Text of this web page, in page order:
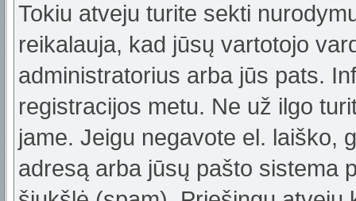
Tokiu atveju turite sekti
reikalauja, kad jūsų vartotojo
administratorius arba jūs pats.
registracijos metu. Ne už ilgo
jame. Jeigu negavote el. laiško,
adresą arba jūsų pašto sistema